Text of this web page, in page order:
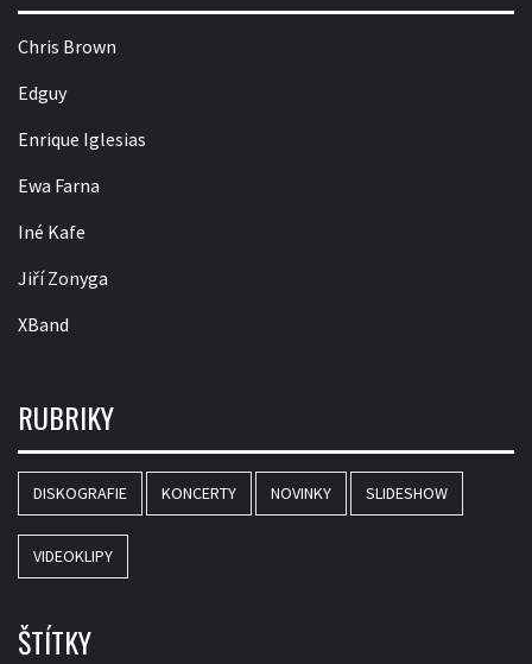
Chris Brown
Edguy
Enrique Iglesias
Ewa Farna
Iné Kafe
Jiří Zonyga
XBand
RUBRIKY
DISKOGRAFIE KONCERTY NOVINKY SLIDESHOW
VIDEOKLIPY
ŠTÍTKY